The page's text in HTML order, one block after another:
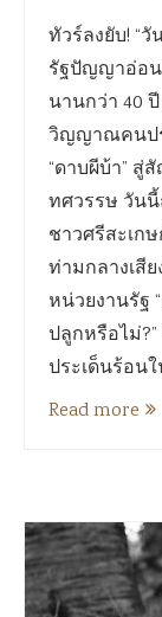
ทัวร์ลงยับ! “
รัฐปัญญาอ่อ
นานกว่า 40
วิญญาณคนปร
“ดาบผีบ้า”
ทศวรรษ วัน
ชาวศรีสะเก
ท่ามกลางเสี
หน่วยงานรัฐ
ปลูกหรือไม่
ประเด็นร้อน
Read more